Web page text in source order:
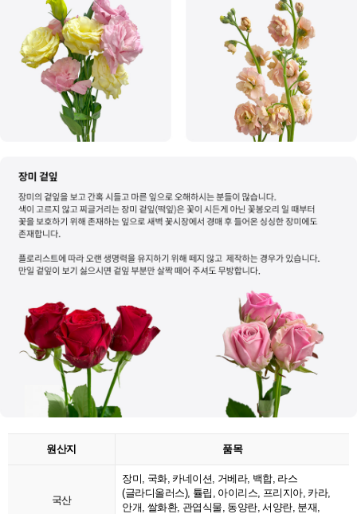
원산지 품목
국산
장미, 국화, 카네이션, 거베라, 백합, 라스
(글라디올러스), 튤립, 아이리스, 프리지아, 카라,
안개, 쌀화환, 관엽식물, 동양란, 서양란, 분재,